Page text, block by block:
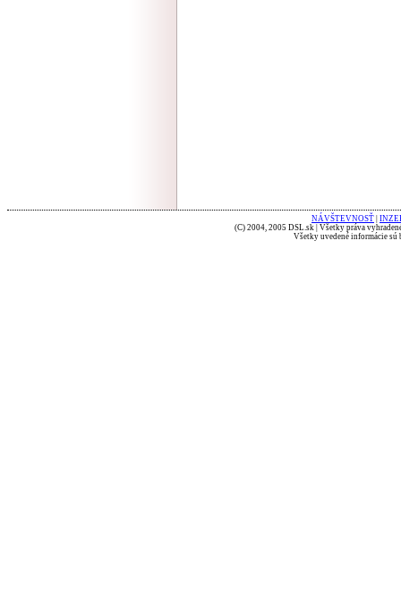
NÁVŠTEVNOSŤ
(C) 2004, 2005 DSL.sk | Všetky práva
Všetky uvedené informácie sú